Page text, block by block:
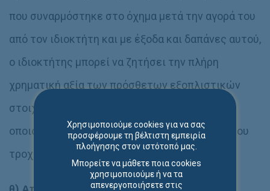
που συναρμόστηκε στο όχημα μετά την αγορά του
από τον ιδιοκτήτη και με έξοδα και δαπάνες αυτού,
ο ιδιοκτήτης μπορεί να ζητήσει την πλήρη
χρηματική αξία των πρόσθετων εξοπλιστικών
στοιχείων που είτε καταστράφηκαν, είτε με
οποιονδήποτε τρόπο αλλοιώθηκαν εξ αιτίας του
τροχαίου ατυχήματος.
Χρησιμοποιούμε cookies για να σας
προσφέρουμε τη βέλτιστη εμπειρία
πλοήγησης στον ιστότοπό μας.
Μπορείτε να μάθετε ποια cookies
χρησιμοποιούμε ή να τα
απενεργοποιήσετε στις